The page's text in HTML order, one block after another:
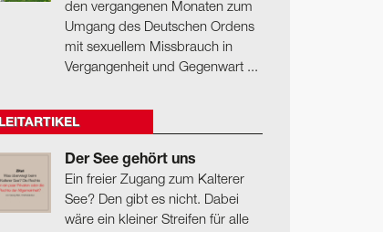
den vergangenen Monaten zum
Umgang des Deutschen Ordens
mit sexuellem Missbrauch in
Vergangenheit und Gegenwart ...
LEITARTIKEL
Der See gehört uns
Ein freier Zugang zum Kalterer
See? Den gibt es nicht. Dabei
wäre ein kleiner Streifen für alle